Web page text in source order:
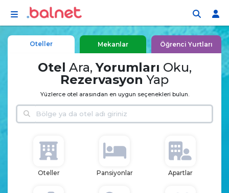
Oteller Mekanlar Öğrenci Yurtları
Otel Ara,Yorumları Oku,
Rezervasyon Yap
Yüzlerce otel arasından en uygun seçenekleri bulun.
Bölge ya da otel adı ile ara
Oteller Pansiyonlar Apartlar